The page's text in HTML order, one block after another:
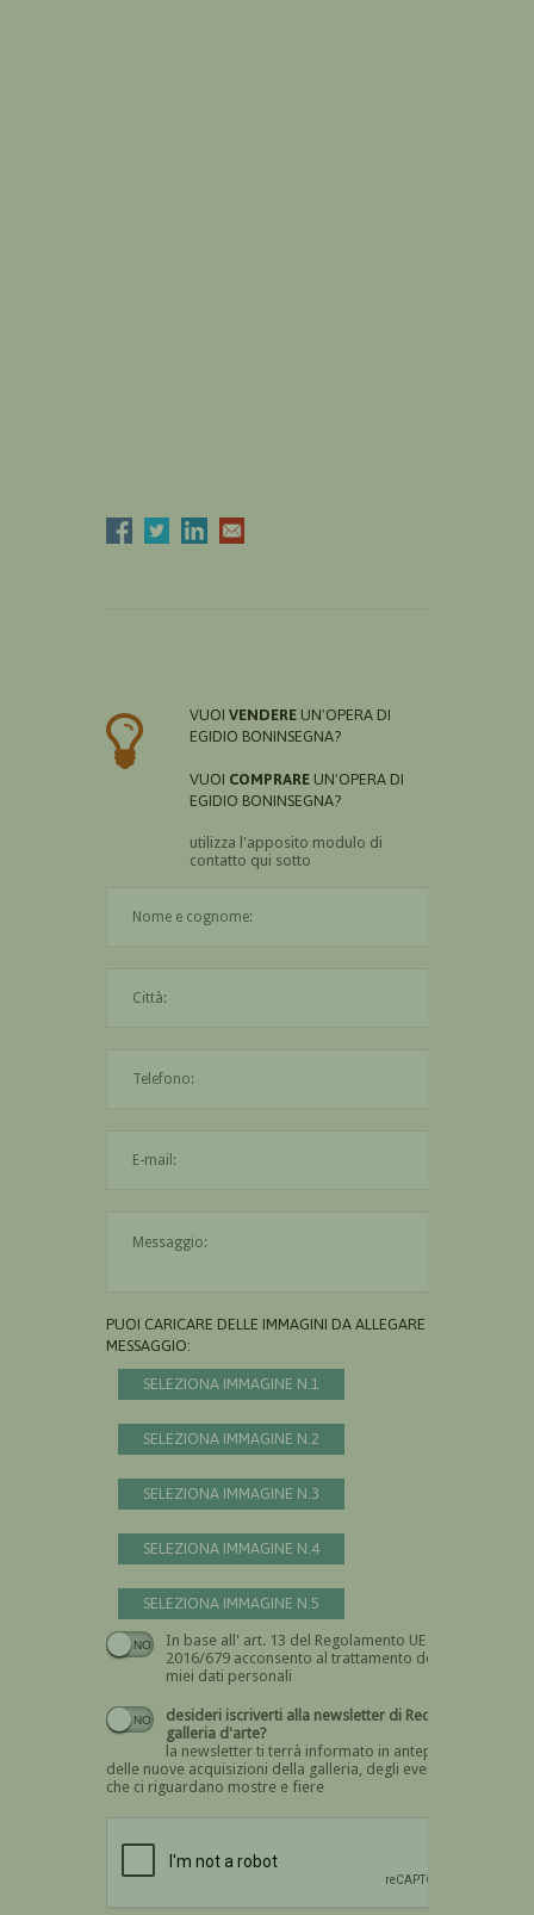
VUOI VENDERE UN'OPERA DI
EGIDIO BONINSEGNA?
VUOI COMPRARE UN'OPERA DI
EGIDIO BONINSEGNA?
utilizza l'apposito modulo di
contatto qui sotto
PUOI CARICARE DELLE IMMAGINI DA ALLEGARE AL
MESSAGGIO:
SELEZIONA IMMAGINE N.1
SELEZIONA IMMAGINE N.2
SELEZIONA IMMAGINE N.3
SELEZIONA IMMAGINE N.4
SELEZIONA IMMAGINE N.5
In base all' art. 13 del Regolamento UE n.
2016/679 acconsento al trattamento dei
miei dati personali
Devi dare il consenso
desideri iscriverti alla newsletter di Recta
galleria d'arte?
la newsletter ti terrà informato in anteprima
delle nuove acquisizioni della galleria, degli eventi
che ci riguardano mostre e fiere